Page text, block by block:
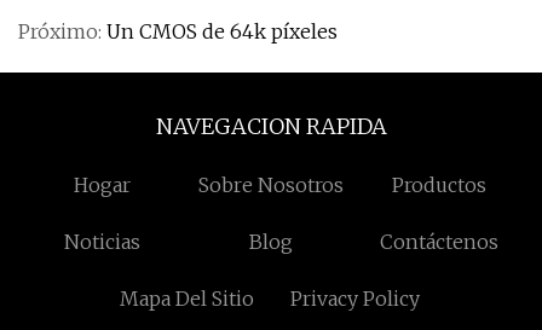
Próximo: Un CMOS de 64k píxeles
NAVEGACION RAPIDA
Hogar Sobre Nosotros Productos
Noticias Blog Contáctenos
Mapa Del Sitio Privacy Policy